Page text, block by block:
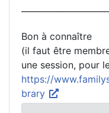
Bon à connaître
(il faut être
une session, pour
https://
brary